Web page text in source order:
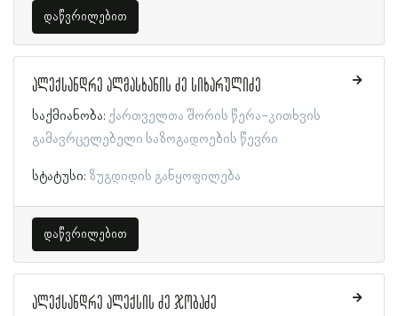
დაწვრილებით
ალექსანდრე ალმასხანის ძე სიხარულიძე
საქმიანობა: ქართველთა შორის წერა-კითხვის
გამავრცელებელი საზოგადოების წევრი
სტატუსი: ზუგდიდის განყოფილება
დაწვრილებით
ალექსანდრე ალექსის ძე ჯობაძე